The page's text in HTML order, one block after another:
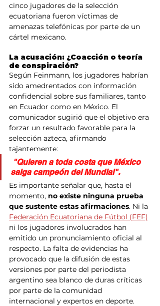
cinco jugadores de la selección
ecuatoriana fueron víctimas de
amenazas telefónicas por parte de un
cártel mexicano.
La acusación: ¿Coacción o teoría
de conspiración?
Según Feinmann, los jugadores habrían
sido amedrentados con información
confidencial sobre sus familiares, tanto
en Ecuador como en México. El
comunicador sugirió que el objetivo era
forzar un resultado favorable para la
selección azteca, afirmando
tajantemente:
"Quieren a toda costa que México
salga campeón del Mundial".
Es importante señalar que, hasta el
momento, no existe ninguna prueba
que sustente estas afirmaciones. Ni la
Federación Ecuatoriana de Fútbol (FEF)
ni los jugadores involucrados han
emitido un pronunciamiento oficial al
respecto. La falta de evidencias ha
provocado que la difusión de estas
versiones por parte del periodista
argentino sea blanco de duras críticas
por parte de la comunidad
internacional y expertos en deporte.